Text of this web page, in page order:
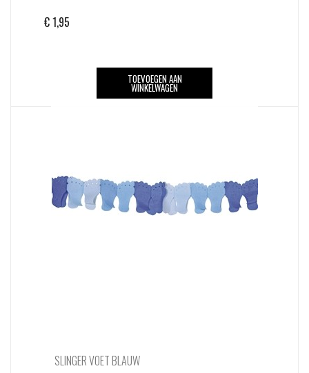
€1,95
TOEVOEGEN AAN
WINKELWAGEN
SLINGER VOET BLAUW